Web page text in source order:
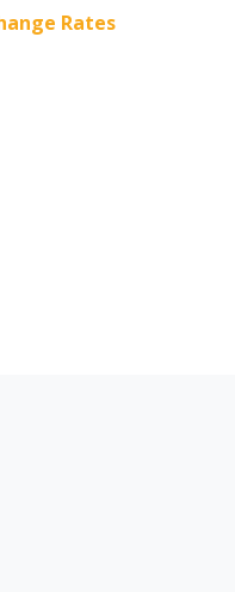
Rates